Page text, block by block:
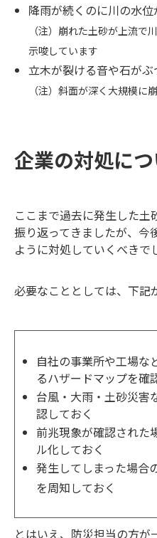
降雨が続くのに川の水位
（注）崩れた土砂が上流で
示唆しています
立木が裂ける音や石が
（注）斜面が深く大規模に
企業の対処に
ここまで過去に発生した
振り返ってきましたが、今
ように対処していくべきで
必要なこととしては、下記
自社の事業所や工場な
るハザードマップを確
台風・大雨・土砂災害
認しておく
前兆現象が確認された
ル化しておく
発生してしまった場合
を周知しておく
とはいえ、防災担当の方